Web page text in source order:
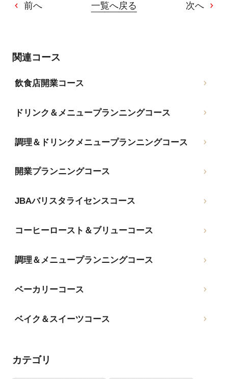
前へ 一覧へ戻る 次へ
関連コース
飲食店開業コース
ドリンク＆メニュープランニングコース
調理＆ドリンクメニュープランニングコース
開業プランニングコース
JBAバリスタライセンスコース
コーヒーロースト＆ブリューコース
調理＆メニュープランニングコース
ベーカリーコース
ベイク＆スイーツコース
カテゴリ